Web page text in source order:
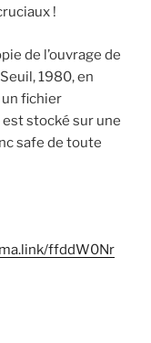
!
de l’ouvrage de
1980, en
un fichier
stocké sur une
safe de toute
ffddW0Nr